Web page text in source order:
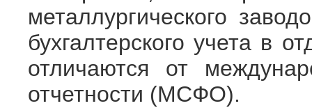
металлургического
бухгалтерского учета в
отличаются от
отчетности (МСФО).